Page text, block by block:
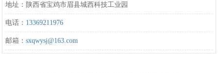
地址：陕西省宝鸡市眉县城西科技工业园
电话： 13369211976
邮箱：sxqwysj@163.com